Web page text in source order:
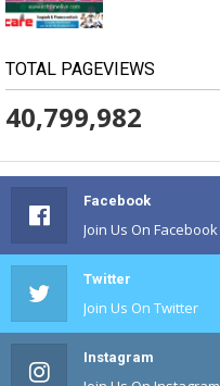
TOTAL PAGEVIEWS
40,799,982
Facebook
Join Us On Facebook
Twitter
Join Us On Twitter
Instagram